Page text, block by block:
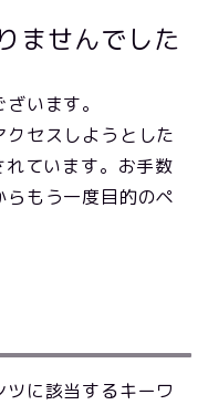
ませんでした
います。
セスしようとした
ています。お手数
もう一度目的のペ
に該当するキーワ